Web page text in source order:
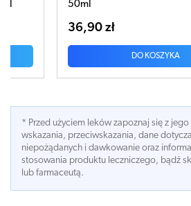
80,99 zł
DO
* Przed użyciem leków zapoznaj się z
wskazania, przeciwskazania, dane
niepożądanych i dawkowanie oraz
stosowania produktu leczniczego, bądź
lub farmaceutą.